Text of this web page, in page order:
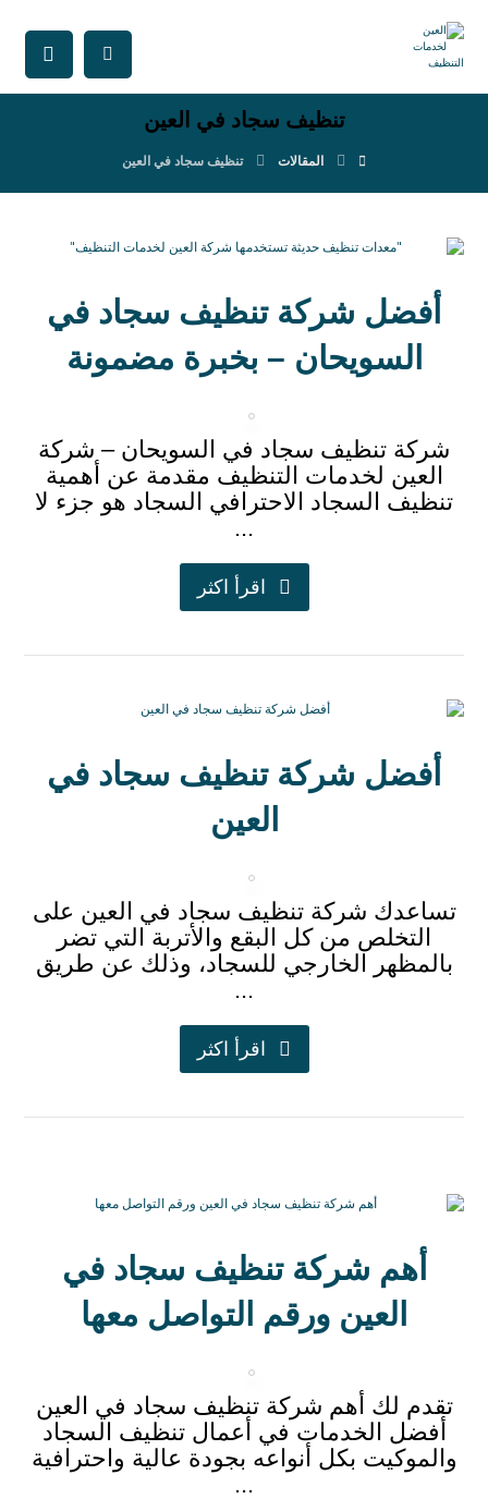
تنظيف سجاد في العين
المقالات تنظيف سجاد في العين
أفضل شركة تنظيف سجاد في
السويحان – بخبرة مضمونة
شركة تنظيف سجاد في السويحان – شركة
العين لخدمات التنظيف مقدمة عن أهمية
تنظيف السجاد الاحترافي السجاد هو جزء لا
...
اقرأ اكثر
أفضل شركة تنظيف سجاد في
العين
تساعدك شركة تنظيف سجاد في العين على
التخلص من كل البقع والأتربة التي تضر
بالمظهر الخارجي للسجاد، وذلك عن طريق
...
اقرأ اكثر
أهم شركة تنظيف سجاد في
العين ورقم التواصل معها
تقدم لك أهم شركة تنظيف سجاد في العين
أفضل الخدمات في أعمال تنظيف السجاد
والموكيت بكل أنواعه بجودة عالية واحترافية
...